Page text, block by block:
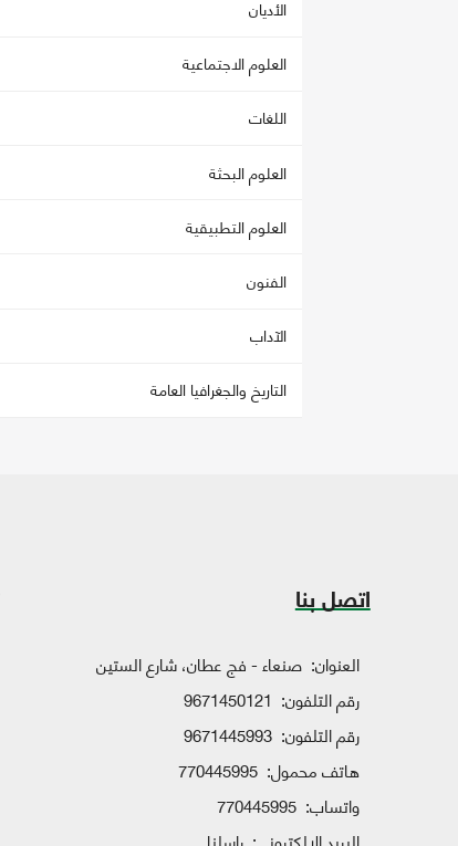
الأديان
العلوم الاجتماعية
اللغات
العلوم البحثة
العلوم التطبيقية
الفنون
الآداب
التاريخ والجغرافيا العامة
اتصل بنا
العنوان: صنعاء - فج عطان، شارع الستين
رقم التلفون: 9671450121
رقم التلفون: 9671445993
هاتف محمول: 770445995
واتساب: 770445995